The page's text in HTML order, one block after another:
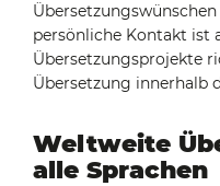
persönliche Kontakt ist
Übersetzungsprojekte
Übersetzung innerhalb
Weltweite
alle Sprachen